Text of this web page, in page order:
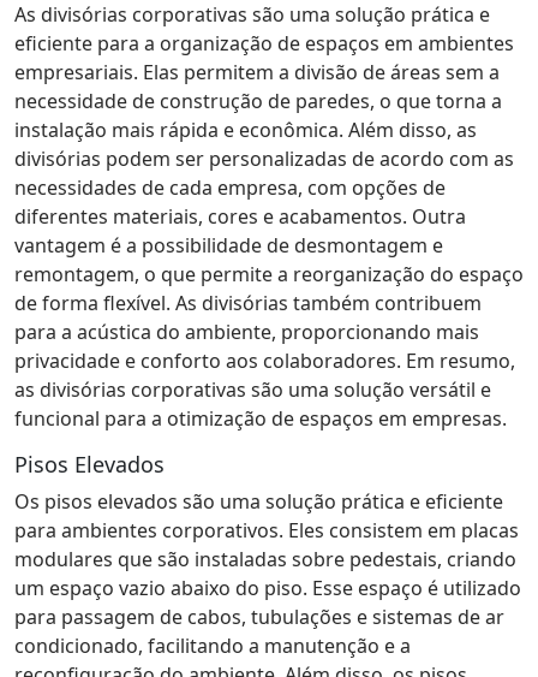
As divisórias corporativas são uma solução prática e
eficiente para a organização de espaços em ambientes
empresariais. Elas permitem a divisão de áreas sem a
necessidade de construção de paredes, o que torna a
instalação mais rápida e econômica. Além disso, as
divisórias podem ser personalizadas de acordo com as
necessidades de cada empresa, com opções de
diferentes materiais, cores e acabamentos. Outra
vantagem é a possibilidade de desmontagem e
remontagem, o que permite a reorganização do espaço
de forma flexível. As divisórias também contribuem
para a acústica do ambiente, proporcionando mais
privacidade e conforto aos colaboradores. Em resumo,
as divisórias corporativas são uma solução versátil e
funcional para a otimização de espaços em empresas.
Pisos Elevados
Os pisos elevados são uma solução prática e eficiente
para ambientes corporativos. Eles consistem em placas
modulares que são instaladas sobre pedestais, criando
um espaço vazio abaixo do piso. Esse espaço é utilizado
para passagem de cabos, tubulações e sistemas de ar
condicionado, facilitando a manutenção e a